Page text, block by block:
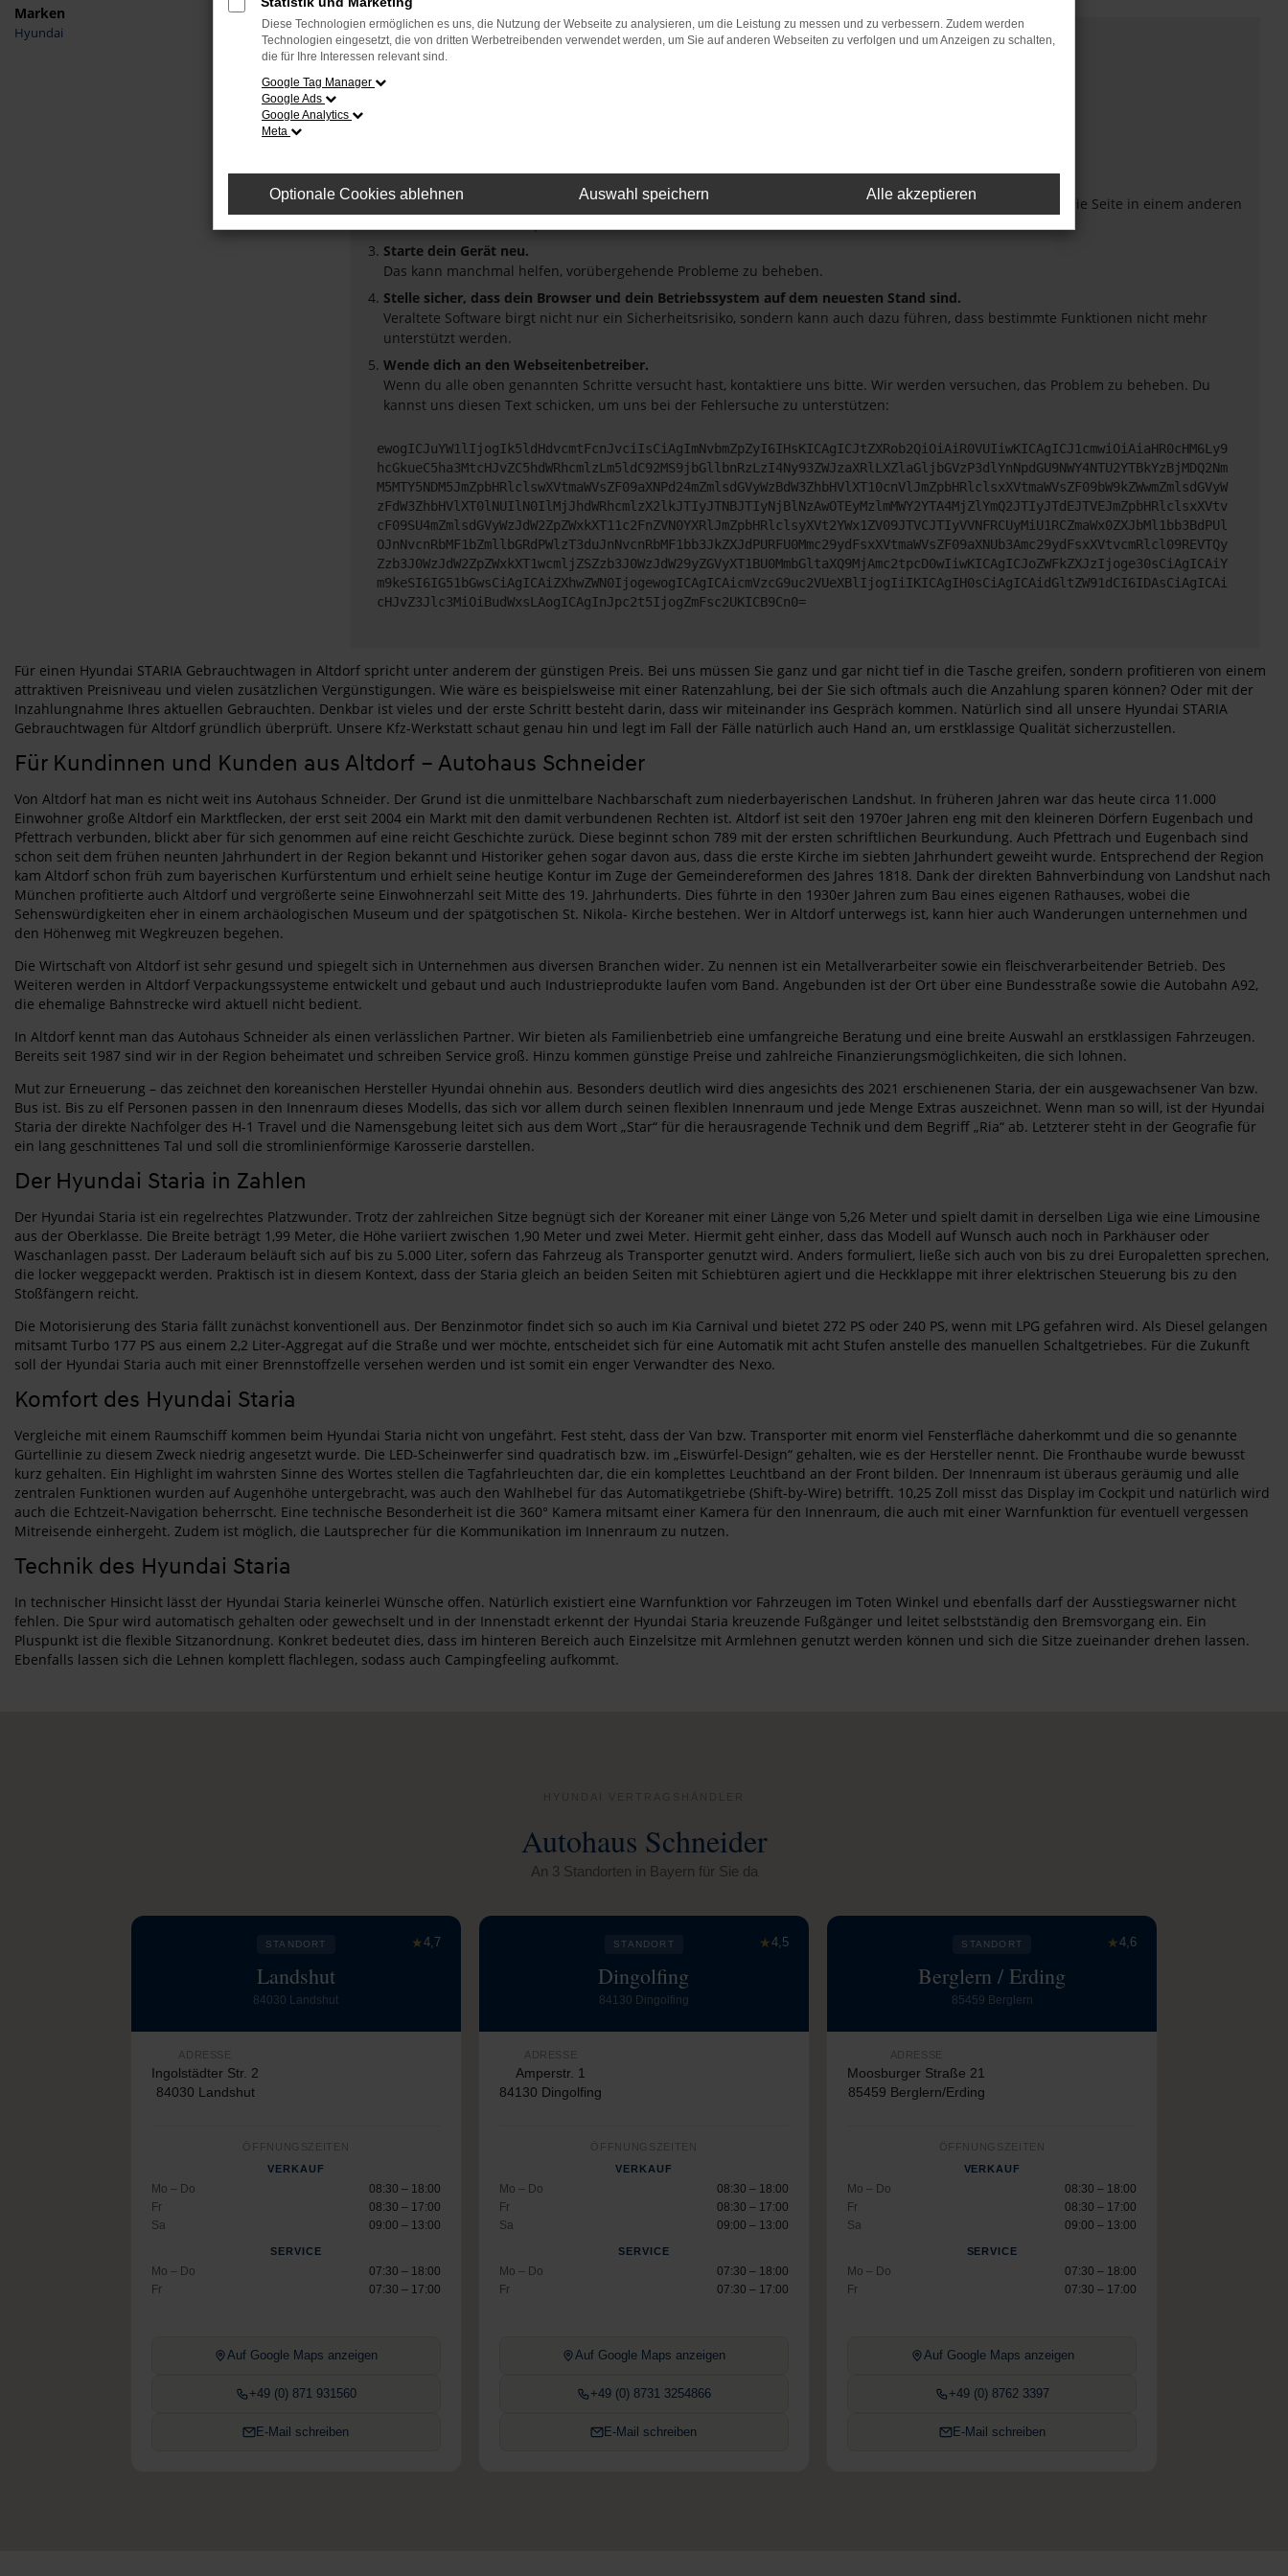
Marken
Hyundai Fehler: Network Error
Beim Laden ist ein Fehler aufgetreten.
Prüfe deine Browsererweiterungen.
Manche Erweiterungen, wie Werbeblocker, können das Laden bestimmter Seiten verhindern. Funktioniert die Seite in einem anderen
Starte dein Gerät neu.
Das kann manchmal helfen, vorübergehende Probleme zu beheben.
Stelle sicher, dass dein Browser und dein Betriebssystem auf dem neuesten Stand sind.
Veraltete Software birgt nicht nur ein Sicherheitsrisiko, sondern kann auch dazu führen, dass bestimmte Funktionen nicht mehr
unterstützt werden.
Wende dich an den Webseitenbetreiber.
Wenn du alle oben genannten Schritte versucht hast, kontaktiere uns bitte. Wir werden versuchen, das Problem zu beheben. Du
kannst uns diesen Text schicken, um uns bei der Fehlersuche zu unterstützen:
ewogICJuYW1lIjogIk5ldHdvcmtFcnJvciIsCiAgImNvbmZpZyI6IHsKICAgICJtZXRob2QiOiAiR0VUIiwKICAgICJ1cmwiOiAiaHR0cHM6Ly9
hcGkueC5ha3MtcHJvZC5hdWRhcmlzLm5ldC92MS9jbGllbnRzLzI4Ny93ZWJzaXRlLXZlaGljbGVzP3dlYnNpdGU9NWY4NTU2YTBkYzBjMDQ2Nm
M5MTY5NDM5JmZpbHRlclswXVtmaWVsZF09aXNPd24mZmlsdGVyWzBdW3ZhbHVlXT10cnVlJmZpbHRlclsxXVtmaWVsZF09bW9kZWwmZmlsdGVyW
zFdW3ZhbHVlXT0lNUIlN0IlMjJhdWRhcmlzX2lkJTIyJTNBJTIyNjBlNzAwOTEyMzlmMWY2YTA4MjZlYmQ2JTIyJTdEJTVEJmZpbHRlclsxXVtv
cF09SU4mZmlsdGVyWzJdW2ZpZWxkXT11c2FnZVN0YXRlJmZpbHRlclsyXVt2YWx1ZV09JTVCJTIyVVNFRCUyMiU1RCZmaWx0ZXJbMl1bb3BdPUl
OJnNvcnRbMF1bZmllbGRdPWlzT3duJnNvcnRbMF1bb3JkZXJdPURFU0Mmc29ydFsxXVtmaWVsZF09aXNUb3Amc29ydFsxXVtvcmRlcl09REVTQy
Zzb3J0WzJdW2ZpZWxkXT1wcmljZSZzb3J0WzJdW29yZGVyXT1BU0MmbGltaXQ9MjAmc2tpcD0wIiwKICAgICJoZWFkZXJzIjoge30sCiAgICAiY
m9keSI6IG51bGwsCiAgICAiZXhwZWN0IjogewogICAgICAicmVzcG9uc2VUeXBlIjogIiIKICAgIH0sCiAgICAidGltZW91dCI6IDAsCiAgICAi
cHJvZ3Jlc3MiOiBudWxsLAogICAgInJpc2t5IjogZmFsc2UKICB9Cn0=
Für einen Hyundai STARIA Gebrauchtwagen in Altdorf spricht unter anderem der günstigen Preis. Bei uns müssen Sie ganz und gar nicht tief in die Tasche greifen, sondern profitieren von einem
attraktiven Preisniveau und vielen zusätzlichen Vergünstigungen. Wie wäre es beispielsweise mit einer Ratenzahlung, bei der Sie sich oftmals auch die Anzahlung sparen können? Oder mit der
Inzahlungnahme Ihres aktuellen Gebrauchten. Denkbar ist vieles und der erste Schritt besteht darin, dass wir miteinander ins Gespräch kommen. Natürlich sind all unsere Hyundai STARIA
Gebrauchtwagen für Altdorf gründlich überprüft. Unsere Kfz-Werkstatt schaut genau hin und legt im Fall der Fälle natürlich auch Hand an, um erstklassige Qualität sicherzustellen.
Für Kundinnen und Kunden aus Altdorf – Autohaus Schneider
Von Altdorf hat man es nicht weit ins Autohaus Schneider. Der Grund ist die unmittelbare Nachbarschaft zum niederbayerischen Landshut. In früheren Jahren war das heute circa 11.000
Einwohner große Altdorf ein Marktflecken, der erst seit 2004 ein Markt mit den damit verbundenen Rechten ist. Altdorf ist seit den 1970er Jahren eng mit den kleineren Dörfern Eugenbach und
Pfettrach verbunden, blickt aber für sich genommen auf eine reicht Geschichte zurück. Diese beginnt schon 789 mit der ersten schriftlichen Beurkundung. Auch Pfettrach und Eugenbach sind
schon seit dem frühen neunten Jahrhundert in der Region bekannt und Historiker gehen sogar davon aus, dass die erste Kirche im siebten Jahrhundert geweiht wurde. Entsprechend der Region
kam Altdorf schon früh zum bayerischen Kurfürstentum und erhielt seine heutige Kontur im Zuge der Gemeindereformen des Jahres 1818. Dank der direkten Bahnverbindung von Landshut nach
München profitierte auch Altdorf und vergrößerte seine Einwohnerzahl seit Mitte des 19. Jahrhunderts. Dies führte in den 1930er Jahren zum Bau eines eigenen Rathauses, wobei die
Sehenswürdigkeiten eher in einem archäologischen Museum und der spätgotischen St. Nikola- Kirche bestehen. Wer in Altdorf unterwegs ist, kann hier auch Wanderungen unternehmen und
den Höhenweg mit Wegkreuzen begehen.
Die Wirtschaft von Altdorf ist sehr gesund und spiegelt sich in Unternehmen aus diversen Branchen wider. Zu nennen ist ein Metallverarbeiter sowie ein fleischverarbeitender Betrieb. Des
Weiteren werden in Altdorf Verpackungssysteme entwickelt und gebaut und auch Industrieprodukte laufen vom Band. Angebunden ist der Ort über eine Bundesstraße sowie die Autobahn A92,
die ehemalige Bahnstrecke wird aktuell nicht bedient.
In Altdorf kennt man das Autohaus Schneider als einen verlässlichen Partner. Wir bieten als Familienbetrieb eine umfangreiche Beratung und eine breite Auswahl an erstklassigen Fahrzeugen.
Bereits seit 1987 sind wir in der Region beheimatet und schreiben Service groß. Hinzu kommen günstige Preise und zahlreiche Finanzierungsmöglichkeiten, die sich lohnen.
Mut zur Erneuerung – das zeichnet den koreanischen Hersteller Hyundai ohnehin aus. Besonders deutlich wird dies angesichts des 2021 erschienenen Staria, der ein ausgewachsener Van bzw.
Bus ist. Bis zu elf Personen passen in den Innenraum dieses Modells, das sich vor allem durch seinen flexiblen Innenraum und jede Menge Extras auszeichnet. Wenn man so will, ist der Hyundai
Staria der direkte Nachfolger des H-1 Travel und die Namensgebung leitet sich aus dem Wort „Star“ für die herausragende Technik und dem Begriff „Ria“ ab. Letzterer steht in der Geografie für
ein lang geschnittenes Tal und soll die stromlinienförmige Karosserie darstellen.
Der Hyundai Staria in Zahlen
Der Hyundai Staria ist ein regelrechtes Platzwunder. Trotz der zahlreichen Sitze begnügt sich der Koreaner mit einer Länge von 5,26 Meter und spielt damit in derselben Liga wie eine Limousine
aus der Oberklasse. Die Breite beträgt 1,99 Meter, die Höhe variiert zwischen 1,90 Meter und zwei Meter. Hiermit geht einher, dass das Modell auf Wunsch auch noch in Parkhäuser oder
Waschanlagen passt. Der Laderaum beläuft sich auf bis zu 5.000 Liter, sofern das Fahrzeug als Transporter genutzt wird. Anders formuliert, ließe sich auch von bis zu drei Europaletten sprechen,
die locker weggepackt werden. Praktisch ist in diesem Kontext, dass der Staria gleich an beiden Seiten mit Schiebtüren agiert und die Heckklappe mit ihrer elektrischen Steuerung bis zu den
Stoßfängern reicht.
Die Motorisierung des Staria fällt zunächst konventionell aus. Der Benzinmotor findet sich so auch im Kia Carnival und bietet 272 PS oder 240 PS, wenn mit LPG gefahren wird. Als Diesel gelangen
mitsamt Turbo 177 PS aus einem 2,2 Liter-Aggregat auf die Straße und wer möchte, entscheidet sich für eine Automatik mit acht Stufen anstelle des manuellen Schaltgetriebes. Für die Zukunft
soll der Hyundai Staria auch mit einer Brennstoffzelle versehen werden und ist somit ein enger Verwandter des Nexo.
Komfort des Hyundai Staria
Vergleiche mit einem Raumschiff kommen beim Hyundai Staria nicht von ungefährt. Fest steht, dass der Van bzw. Transporter mit enorm viel Fensterfläche daherkommt und die so genannte
Gürtellinie zu diesem Zweck niedrig angesetzt wurde. Die LED-Scheinwerfer sind quadratisch bzw. im „Eiswürfel-Design“ gehalten, wie es der Hersteller nennt. Die Fronthaube wurde bewusst
kurz gehalten. Ein Highlight im wahrsten Sinne des Wortes stellen die Tagfahrleuchten dar, die ein komplettes Leuchtband an der Front bilden. Der Innenraum ist überaus geräumig und alle
zentralen Funktionen wurden auf Augenhöhe untergebracht, was auch den Wahlhebel für das Automatikgetriebe (Shift-by-Wire) betrifft. 10,25 Zoll misst das Display im Cockpit und natürlich wird
auch die Echtzeit-Navigation beherrscht. Eine technische Besonderheit ist die 360° Kamera mitsamt einer Kamera für den Innenraum, die auch mit einer Warnfunktion für eventuell vergessen
Mitreisende einhergeht. Zudem ist möglich, die Lautsprecher für die Kommunikation im Innenraum zu nutzen.
Technik des Hyundai Staria
In technischer Hinsicht lässt der Hyundai Staria keinerlei Wünsche offen. Natürlich existiert eine Warnfunktion vor Fahrzeugen im Toten Winkel und ebenfalls darf der Ausstiegswarner nicht
fehlen. Die Spur wird automatisch gehalten oder gewechselt und in der Innenstadt erkennt der Hyundai Staria kreuzende Fußgänger und leitet selbstständig den Bremsvorgang ein. Ein
Pluspunkt ist die flexible Sitzanordnung. Konkret bedeutet dies, dass im hinteren Bereich auch Einzelsitze mit Armlehnen genutzt werden können und sich die Sitze zueinander drehen lassen.
Ebenfalls lassen sich die Lehnen komplett flachlegen, sodass auch Campingfeeling aufkommt.
Autohaus Schneider
An 3 Standorten in Bayern für Sie da
★4,7
STANDORT
Landshut
84030 Landshut
ADRESSE
Ingolstädter Str. 2
84030 Landshut
ÖFFNUNGSZEITEN
VERKAUF
Mo – Do
08:30 – 18:00
Fr
08:30 – 17:00
Sa
09:00 – 13:00
SERVICE
Mo – Do
07:30 – 18:00
Fr
07:30 – 17:00
Auf Google Maps anzeigen
+49 (0) 871 931560
E-Mail schreiben
★4,5
STANDORT
Dingolfing
84130 Dingolfing
ADRESSE
Amperstr. 1
84130 Dingolfing
ÖFFNUNGSZEITEN
VERKAUF
Mo – Do
08:30 – 18:00
Fr
08:30 – 17:00
Sa
09:00 – 13:00
SERVICE
Mo – Do
07:30 – 18:00
Fr
07:30 – 17:00
Auf Google Maps anzeigen
+49 (0) 8731 3254866
E-Mail schreiben
★4,6
STANDORT
Berglern / Erding
85459 Berglern
ADRESSE
Moosburger Straße 21
85459 Berglern/Erding
ÖFFNUNGSZEITEN
VERKAUF
Mo – Do
08:30 – 18:00
Fr
08:30 – 17:00
Sa
09:00 – 13:00
SERVICE
Mo – Do
07:30 – 18:00
Fr
07:30 – 17:00
Auf Google Maps anzeigen
+49 (0) 8762 3397
E-Mail schreiben
Diese Technologien ermöglichen es uns, die Nutzung der Webseite zu analysieren, um die Leistung zu messen und zu verbessern. Zudem werden
Technologien eingesetzt, die von dritten Werbetreibenden verwendet werden, um Sie auf anderen Webseiten zu verfolgen und um Anzeigen zu schalten,
die für Ihre Interessen relevant sind.
Google Tag Manager
Google Ads
Google Analytics
Meta
Optionale Cookies ablehnen Auswahl speichern Alle akzeptieren